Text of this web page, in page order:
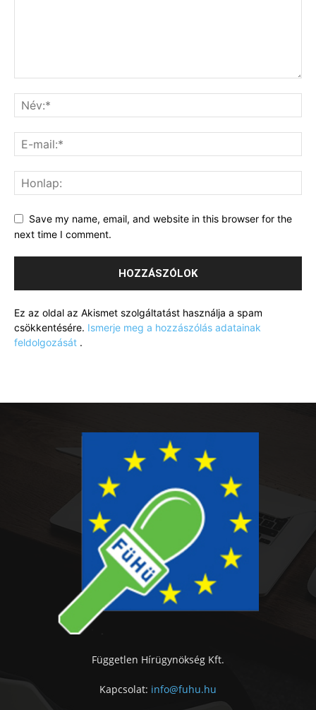
Save my name, email, and website in this browser for the
next time I comment.
Ez az oldal az Akismet szolgáltatást használja a spam
csökkentésére. Ismerje meg a hozzászólás adatainak
feldolgozását .
Független Hírügynökség Kft.
Kapcsolat: info@fuhu.hu